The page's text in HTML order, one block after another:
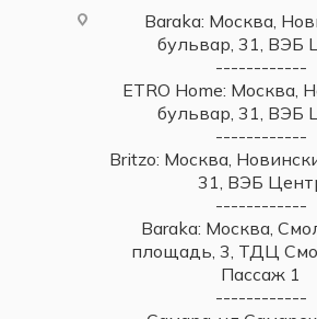
Baraka: Москва,
бульвар, 31, ВЭБ
------------
ETRO Home: Москва,
бульвар, 31, ВЭБ
------------
Britzo: Москва,
31, ВЭБ
------------
Baraka: Москва,
площадь, 3, ТДЦ
Пассаж 1
------------